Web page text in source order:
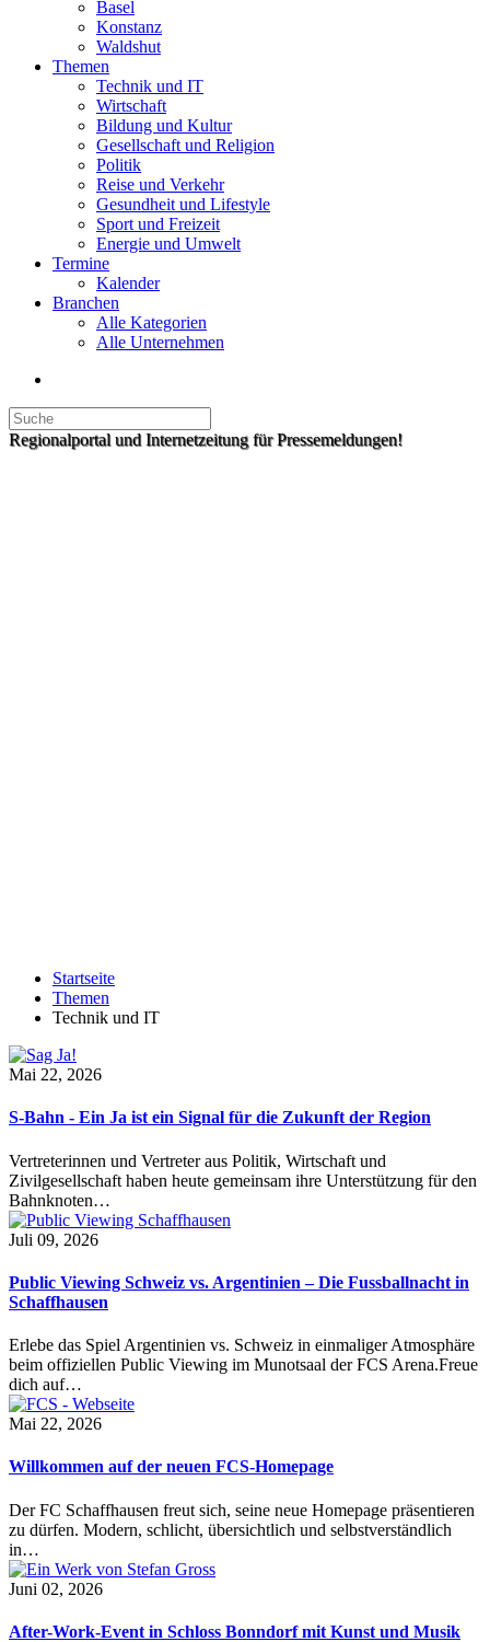
Basel
Konstanz
Waldshut
Themen
Technik und IT
Wirtschaft
Bildung und Kultur
Gesellschaft und Religion
Politik
Reise und Verkehr
Gesundheit und Lifestyle
Sport und Freizeit
Energie und Umwelt
Termine
Kalender
Branchen
Alle Kategorien
Alle Unternehmen
Regionalportal und Internetzeitung für Pressemeldungen!
Startseite
Themen
Technik und IT
Mai 22, 2026
S-Bahn - Ein Ja ist ein Signal für die Zukunft der Region
Vertreterinnen und Vertreter aus Politik, Wirtschaft und
Zivilgesellschaft haben heute gemeinsam ihre Unterstützung für den
Bahnknoten…
Juli 09, 2026
Public Viewing Schweiz vs. Argentinien – Die Fussballnacht in
Schaffhausen
Erlebe das Spiel Argentinien vs. Schweiz in einmaliger Atmosphäre
beim offiziellen Public Viewing im Munotsaal der FCS Arena.Freue
dich auf…
Mai 22, 2026
Willkommen auf der neuen FCS-Homepage
Der FC Schaffhausen freut sich, seine neue Homepage präsentieren
zu dürfen. Modern, schlicht, übersichtlich und selbstverständlich
in…
Juni 02, 2026
After-Work-Event in Schloss Bonndorf mit Kunst und Musik